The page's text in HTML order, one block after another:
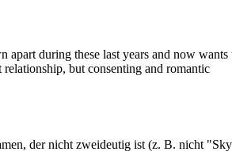
apart during these last years and now
but consenting and romantic
der nicht zweideutig ist (z. B. nicht